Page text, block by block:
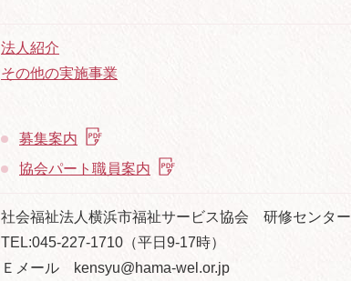
法人紹介
その他の実施事業
募集案内
協会パート職員案内
社会福祉法人横浜市福祉サービス協会 研修センター
TEL:045-227-1710（平日9-17時）
Ｅメール kensyu@hama-wel.or.jp